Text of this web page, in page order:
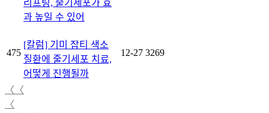
리프팅, 줄기세포가 효
과 높일 수 있어
475
[칼럼] 기미 잡티 색소
질환에 줄기세포 치료,
어떻게 진행될까
12-27 3269
〈〈
〈